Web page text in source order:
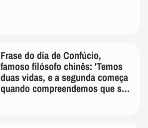
Frase do dia de Confúcio,
famoso filósofo chinês: 'Temos
duas vidas, e a segunda começa
quando compreendemos que só